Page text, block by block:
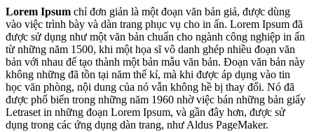
Lorem Ipsum chỉ đơn giản là một đoạn văn bản giả, được dùng
vào việc trình bày và dàn trang phục vụ cho in ấn. Lorem Ipsum đã
được sử dụng như một văn bản chuẩn cho ngành công nghiệp in ấn
từ những năm 1500, khi một họa sĩ vô danh ghép nhiều đoạn văn
bản với nhau để tạo thành một bản mẫu văn bản. Đoạn văn bản này
không những đã tồn tại năm thế kỉ, mà khi được áp dụng vào tin
học văn phòng, nội dung của nó vẫn không hề bị thay đổi. Nó đã
được phổ biến trong những năm 1960 nhờ việc bán những bản giấy
Letraset in những đoạn Lorem Ipsum, và gần đây hơn, được sử
dụng trong các ứng dụng dàn trang, như Aldus PageMaker.